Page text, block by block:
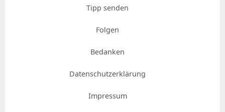
Tipp senden
Folgen
Bedanken
Datenschutzerklärung
Impressum